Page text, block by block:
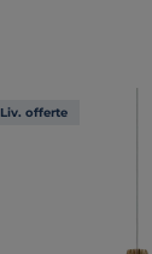
Liv. offerte